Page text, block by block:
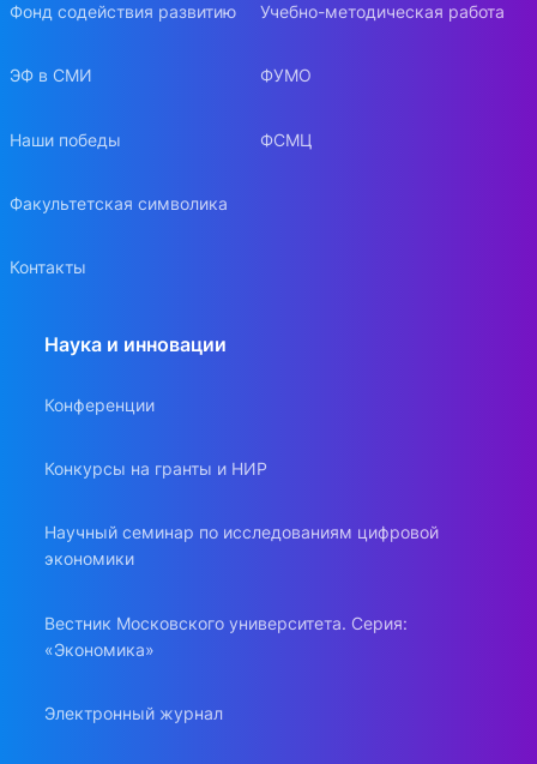
Фонд содействия развитию
ЭФ в СМИ
Наши победы
Факультетская символика
Контакты
Учебно-методическая работа
ФУМО
ФСМЦ
Наука и инновации
Конференции
Конкурсы на гранты и НИР
Научный семинар по исследованиям цифровой
экономики
Вестник Московского университета. Серия:
«Экономика»
Электронный журнал